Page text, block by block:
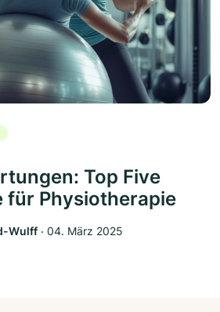
Top Five
für Physiotherapie
Wulff ‧ 04. März 2025